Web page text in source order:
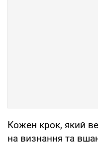
Кожен крок, який
на визнання та